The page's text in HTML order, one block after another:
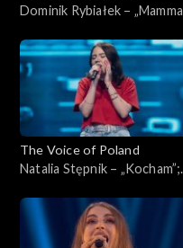
Dominik Rybiałek – „Mamma
Przesłuchania w ciemno, 4
października 2025
The Voice of Poland
Natalia Stępnik – „Kocham”;
Przesłuchania w ciemno, 27
września 2025